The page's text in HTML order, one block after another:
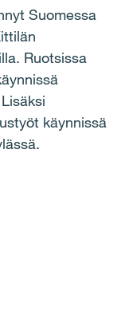
Suomessa
Ruotsissa
käynnissä